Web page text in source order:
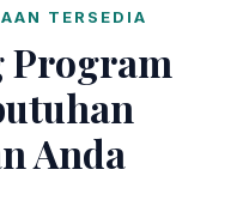
TERSEDIA
Program
Anda